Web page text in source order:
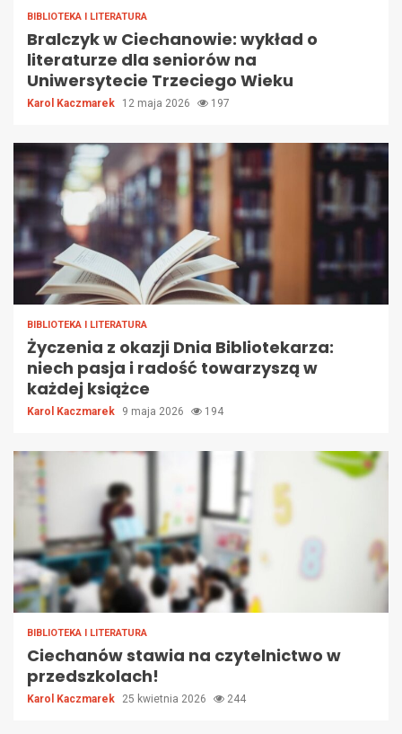
BIBLIOTEKA I LITERATURA
Bralczyk w Ciechanowie: wykład o
literaturze dla seniorów na
Uniwersytecie Trzeciego Wieku
Karol Kaczmarek 12 maja 2026 197
BIBLIOTEKA I LITERATURA
Życzenia z okazji Dnia Bibliotekarza:
niech pasja i radość towarzyszą w
każdej książce
Karol Kaczmarek 9 maja 2026 194
BIBLIOTEKA I LITERATURA
Ciechanów stawia na czytelnictwo w
przedszkolach!
Karol Kaczmarek 25 kwietnia 2026 244